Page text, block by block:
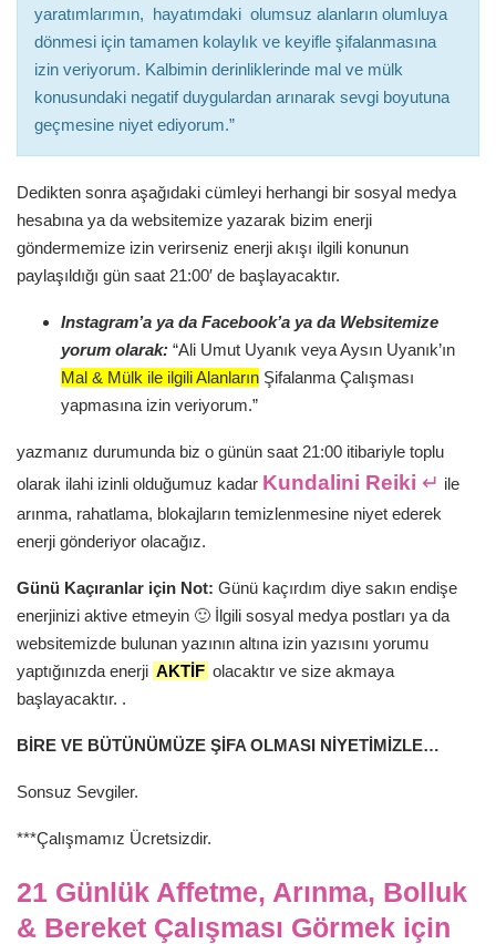
yaratımlarımın, hayatımdaki olumsuz alanların olumluya
dönmesi için tamamen kolaylık ve keyifle şifalanmasına
izin veriyorum. Kalbimin derinliklerinde mal ve mülk
konusundaki negatif duygulardan arınarak sevgi boyutuna
geçmesine niyet ediyorum.”
Dedikten sonra aşağıdaki cümleyi herhangi bir sosyal medya
hesabına ya da websitemize yazarak bizim enerji
göndermemize izin verirseniz enerji akışı ilgili konunun
paylaşıldığı gün saat 21:00′ de başlayacaktır.
Instagram’a ya da Facebook’a ya da Websitemize
yorum olarak: “Ali Umut Uyanık veya Aysın Uyanık’ın
Mal & Mülk ile ilgili Alanların Şifalanma Çalışması
yapmasına izin veriyorum.”
yazmanız durumunda biz o günün saat 21:00 itibariyle toplu
olarak ilahi izinli olduğumuz kadar Kundalini Reiki ↵ ile
arınma, rahatlama, blokajların temizlenmesine niyet ederek
enerji gönderiyor olacağız.
Günü Kaçıranlar için Not: Günü kaçırdım diye sakın endişe
enerjinizi aktive etmeyin 🙂 İlgili sosyal medya postları ya da
websitemizde bulunan yazının altına izin yazısını yorumu
yaptığınızda enerji AKTİF olacaktır ve size akmaya
başlayacaktır. .
BİRE VE BÜTÜNÜMÜZE ŞİFA OLMASI NİYETİMİZLE…
Sonsuz Sevgiler.
***Çalışmamız Ücretsizdir.
21 Günlük Affetme, Arınma, Bolluk
& Bereket Çalışması Görmek için